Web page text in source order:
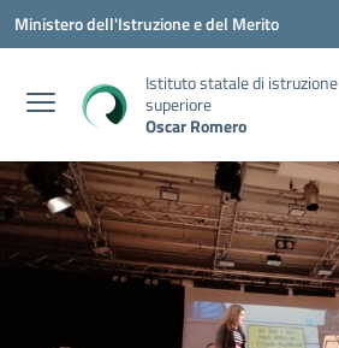
Vai ai contenuti
Vai al menu di navigazione
Vai al footer
Ministero dell'Istruzione e del Merito
Istituto statale di istruzione
superiore
Oscar Romero